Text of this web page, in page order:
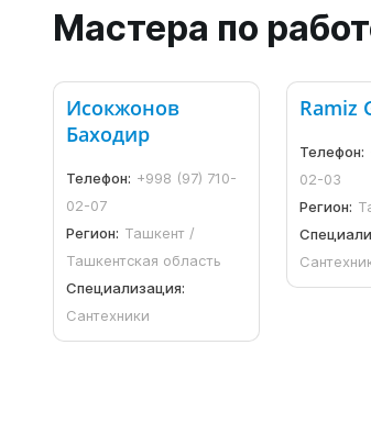
Мастера по
Исокжонов
Баходир
Телефон: +998 (97) 710-
02-07
Регион: Ташкент /
Ташкентская область
Специализация:
Сантехники
Ramiz
Телефон:
02-03
Регион: